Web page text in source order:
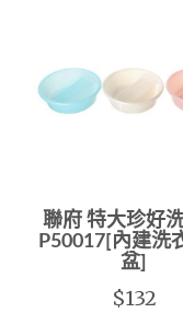
聯府 特大珍好
P50017[內建洗
盆]
$132